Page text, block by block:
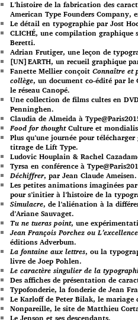
L’histoire de la fabrication des
American Type Founders Company,
Le détail en typographie par Jost
CLICHÉ, une compilation
Beretti.
Adrian Frutiger, une leçon de
[UN]EARTH, un recueil graphique
Fanette Mellier conçoit Connaître et
collège, un document co-édité par le
le réseau Canopé.
Une collection de films cultes en
Penninghen.
Claudia de Almeida à
Food for thoughtCulture et
Plus qu’une journée pour
titrage de Lift Type.
Ludovic Houplain & Rachel
Tyrsa en conférence à
Déchiffrer, par Jean Claude Ameisen.
Les petites animations imaginées
pour s’initier à l’histoire de la
Simulacre, de l’aliénation à la
d’Ariane Sauvaget.
Tu ne tueras point, une
Jean François Porchez ou
éditions Adverbum.
La fontaine aux lettres, ou la
livre de Joep Pohlen.
Le caractère singulier de la
Des affiches de présentation de
Typofonderie, la fonderie de Jean
Le Karloff de Peter Bilak, le mariage
Nonpareille, le site de Matthieu